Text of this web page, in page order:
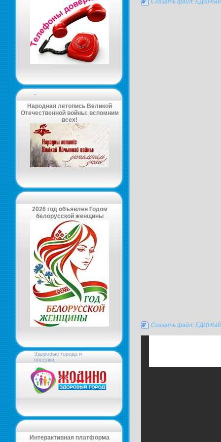
-
Народная летопись Великой
Отечественной войны: вспомним
всех!
2026 год объявлен Годом
белорусской женщины
Здоровые города и
поселки
Интерактивная платформа
Скачать файл:
Скачать файл: